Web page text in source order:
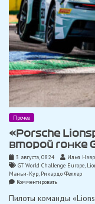
Прочее
«Porsche
второй гонке
3 августа, 08:24
Илья
GT World Challenge Europe,
Маньи-Кур, Рикардо Феллер
Комментироватьon
Lionspeed
Пилоты команды